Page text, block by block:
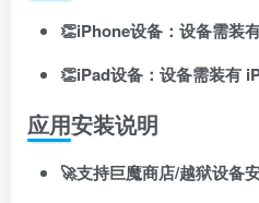
👏iPhone设备：设备需装
👏iPad设备：设备需装有
应用安装说明
🚀支持巨魔商店/越狱设备